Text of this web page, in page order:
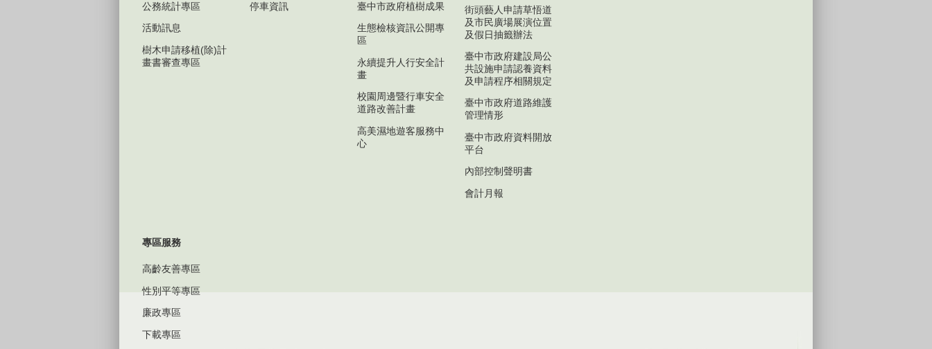
公務統計專區
活動訊息
樹木申請移植(除)計
畫書審查專區
停車資訊
臺中市政府植樹成果
生態檢核資訊公開專
區
永續提升人行安全計
畫
校園周邊暨行車安全
道路改善計畫
高美濕地遊客服務中
心
街頭藝人申請草悟道
及市民廣場展演位置
及假日抽籤辦法
臺中市政府建設局公
共設施申請認養資料
及申請程序相關規定
臺中市政府道路維護
管理情形
臺中市政府資料開放
平台
內部控制聲明書
會計月報
專區服務
高齡友善專區
性別平等專區
廉政專區
下載專區